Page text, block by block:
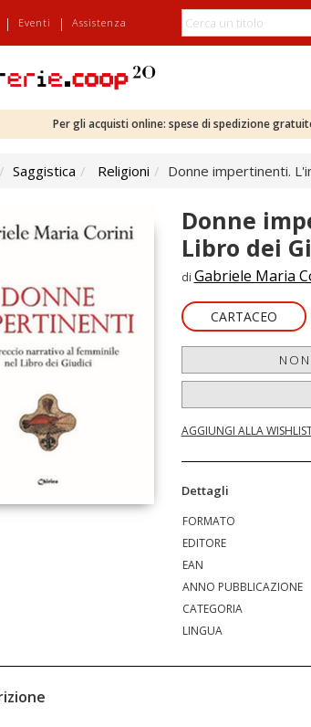
| Eventi | Assistenza
Per gli acquisti online: spese di spedizione
Saggistica Religioni Donne impertinenti.
Donne
Libro dei
di Gabriele Maria
CARTACEO
AGGIUNGI ALLA
Dettagli
FORMATO
EDITORE
EAN
ANNO PUBBLICAZIONE
CATEGORIA
LINGUA